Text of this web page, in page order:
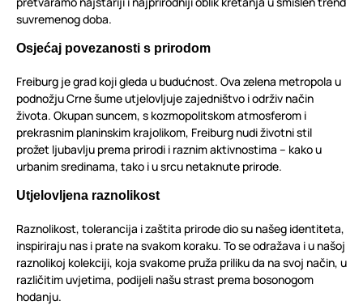
suvremenog doba.
Osjećaj povezanosti s prirodom
Freiburg je grad koji gleda u budućnost. Ova zelena metropola u
podnožju Crne šume utjelovljuje zajedništvo i održiv način
života. Okupan suncem, s kozmopolitskom atmosferom i
prekrasnim planinskim krajolikom, Freiburg nudi životni stil
prožet ljubavlju prema prirodi i raznim aktivnostima – kako u
urbanim sredinama, tako i u srcu netaknute prirode.
Utjelovljena raznolikost
Raznolikost, tolerancija i zaštita prirode dio su našeg identiteta,
inspiriraju nas i prate na svakom koraku. To se odražava i u našoj
raznolikoj kolekciji, koja svakome pruža priliku da na svoj način, u
različitim uvjetima, podijeli našu strast prema bosonogom
hodanju.